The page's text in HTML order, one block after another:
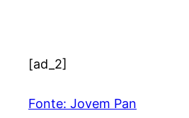
[ad_2]
Fonte: Jovem Pan